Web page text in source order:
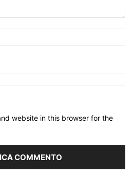
website in this browser for the